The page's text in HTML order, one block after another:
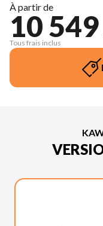
À partir de
10
Tous frais inclus